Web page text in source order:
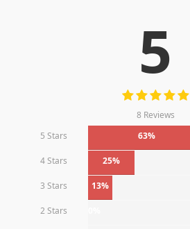
5
8 Reviews
5 Stars
63%
4 Stars 25%
3 Stars 13%
2 Stars